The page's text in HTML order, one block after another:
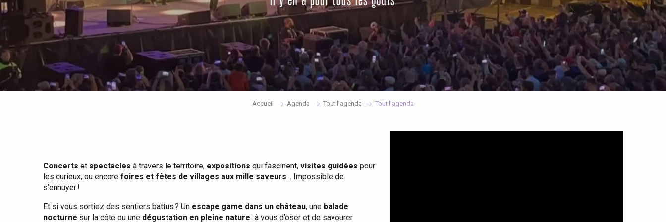
Tout l'agenda
Eté
Quand il pleut
Avec les enfants
Entre amis
Lieux branchés
Meilleurs brunch
Restaurants avec vue
Séjours en bord de
Séjours en train
Séjours à vélo
Accueil Agenda Tout l’agenda Tout l’agenda
Concerts et spectacles à travers le territoire, expositions qui fascinent, visites guidées pour
les curieux, ou encore foires et fêtes de villages aux mille saveurs… Impossible de
s’ennuyer !
Et si vous sortiez des sentiers battus ? Un escape game dans un château, une balade
nocturne sur la côte ou une dégustation en pleine nature: à vous d’oser et de savourer